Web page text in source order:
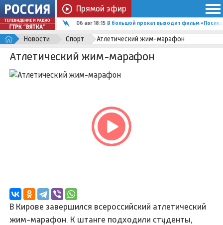
Прямой эфир
06 авг 18:15 В большой прокат выходит фильм
Новости Спорт Атлетический жим-марафон
Атлетический жим-марафон
В Кирове завершился всероссийский атлетический
жим-марафон. К штанге подходили студенты,